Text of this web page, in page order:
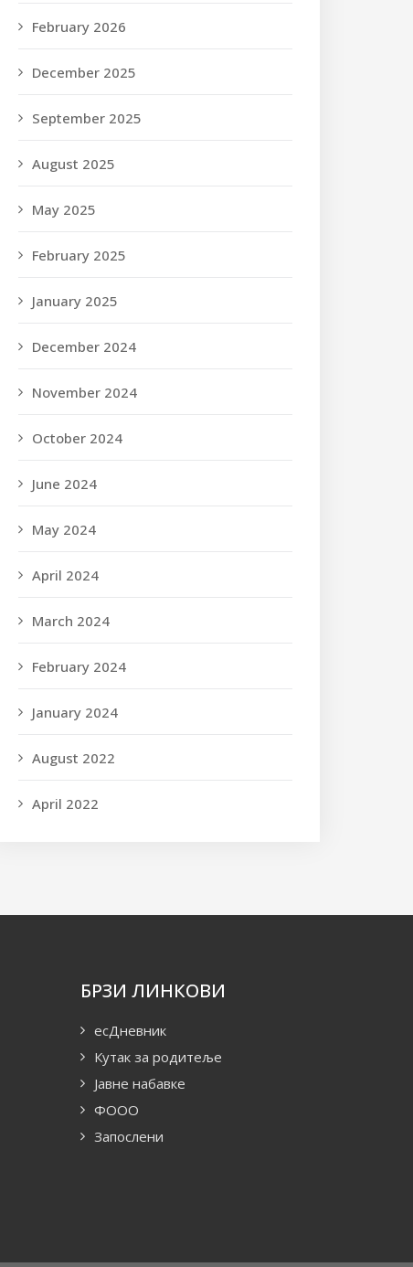
February 2026
December 2025
September 2025
August 2025
May 2025
February 2025
January 2025
December 2024
November 2024
October 2024
June 2024
May 2024
April 2024
March 2024
February 2024
January 2024
August 2022
April 2022
БРЗИ ЛИНКОВИ
есДневник
Кутак за родитеље
Јавне набавке
ФООО
Запослени